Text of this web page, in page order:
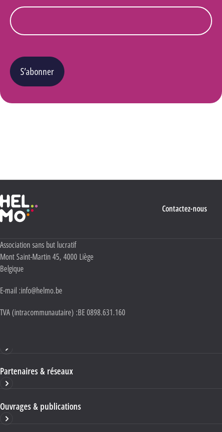
S’abonner
Haute École Libre Mosane
Contactez-nous
Adresse :
Association sans but lucratif
Mont Saint-Martin 45, 4000 Liège
Belgique
E-mail :info@helmo.be
TVA (intracommunautaire) :BE 0898.631.160
Partenaires & réseaux
Ouvrages & publications